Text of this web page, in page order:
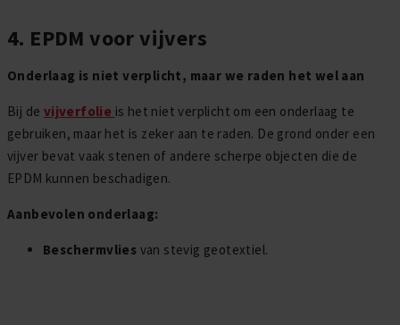
4. EPDM voor vijvers
Onderlaag is niet verplicht, maar we raden het wel aan
Bij de vijverfolie is het niet verplicht om een onderlaag te
gebruiken, maar het is zeker aan te raden. De grond onder een
vijver bevat vaak stenen of andere scherpe objecten die de
EPDM kunnen beschadigen.
Aanbevolen onderlaag:
Beschermvlies van stevig geotextiel.